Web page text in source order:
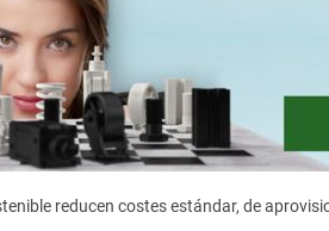
reducen costes estándar, de